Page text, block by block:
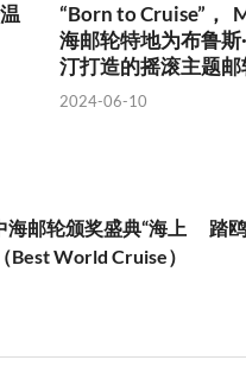
“Born to Cruise”，
海邮轮特地为布鲁斯
汀打造的摇滚主题邮
2024-06-10
邮轮颁奖盛典“海上
Best World Cruise）
踏